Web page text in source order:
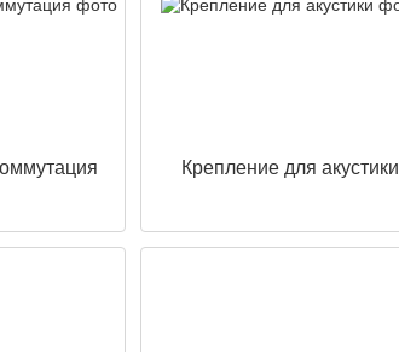
Крепление для акустики